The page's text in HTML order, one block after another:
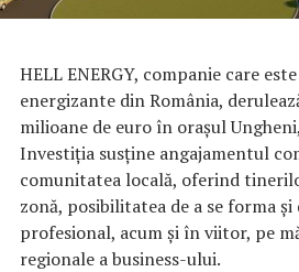
HELL ENERGY, companie care
energizante din România,
milioane de euro în orașul
Investiția susține angajamentul
comunitatea locală, oferind
zonă, posibilitatea de a se forma și
profesional, acum și în viitor, pe
regionale a business-ului.